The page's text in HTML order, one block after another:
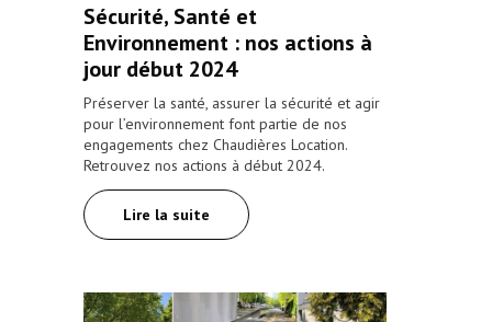
Sécurité, Santé et
Environnement : nos actions à
jour début 2024
Préserver la santé, assurer la sécurité et agir
pour l’environnement font partie de nos
engagements chez Chaudières Location.
Retrouvez nos actions à début 2024.
Lire la suite